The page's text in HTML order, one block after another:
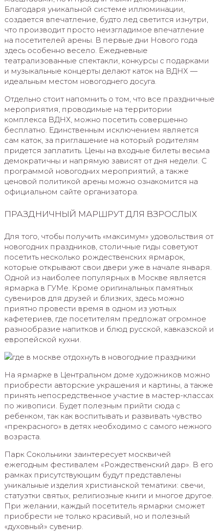
Благодаря уникальной системе иллюминации,
создается впечатление, будто лед светится изнутри,
что производит просто неизгладимое впечатление
на посетителей арены. В первые дни Нового года
здесь особенно весело. Ежедневные
театрализованные спектакли, конкурсы с подарками
и музыкальные концерты делают каток на ВДНХ —
идеальным местом новогоднего досуга.
Отдельно стоит напомнить о том, что все праздничные
мероприятия, проводимые на территории
комплекса ВДНХ, можно посетить совершенно
бесплатно. Единственным исключением является
сам каток, за приглашение на который родителям
придется заплатить. Цены на входные билеты весьма
демократичны и напрямую зависят от дня недели. С
программой новогодних мероприятий, а также
ценовой политикой арены можно ознакомится на
официальном сайте организатора.
ПРАЗДНИЧНЫЙ МАРШРУТ ДЛЯ ВЗРОСЛЫХ
Для того, чтобы получить «максимум» удовольствия от
новогодних праздников, столичные гиды советуют
посетить несколько рождественских ярмарок,
которые открывают свои двери уже в начале января.
Одной из наиболее популярных в Москве является
ярмарка в ГУМе. Кроме оригинальных памятных
сувениров для друзей и близких, здесь можно
приятно провести время в одном из уютных
кафетериев, где посетителям предложат огромное
разнообразие напитков и блюд русской, кавказской и
европейской кухни.
На ярмарке в Центральном доме художников можно
приобрести авторские украшения и картины, а также
принять непосредственное участие в мастер-классах
по живописи. Будет полезным прийти сюда с
ребенком, так как воспитывать и развивать чувство
«прекрасного» в детях необходимо с самого нежного
возраста.
Парк Сокольники заинтересует москвичей
ежегодным фестивалем «Рождественский дар». В его
рамках присутствующим будут представлены
уникальные изделия христианской тематики: свечи,
статуэтки святых, религиозные книги и многое другое.
При желании, каждый посетитель ярмарки сможет
приобрести не только красивый, но и полезный
«духовный» сувенир.